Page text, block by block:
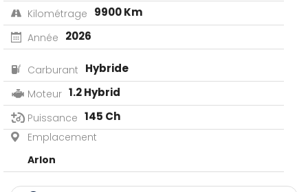
Kilométrage 9900 Km
Année 2026
Carburant Hybride
Moteur 1.2 Hybrid
Puissance 145 Ch
Emplacement
Arlon